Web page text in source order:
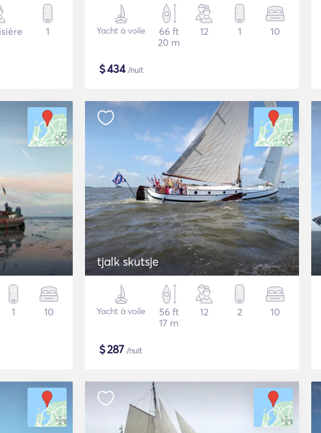
1 Yacht à voile
66 ft
20 m
12 1 10
$434/nuit
1 10
tjalk skutsje
Yacht à voile
56 ft
17 m
12 2 10
$287 /nuit